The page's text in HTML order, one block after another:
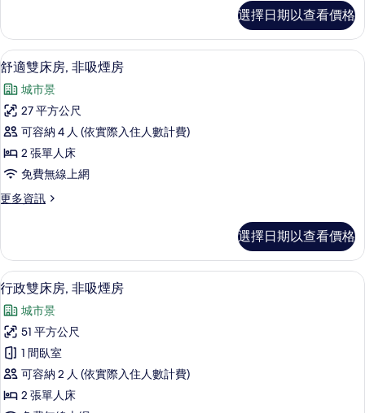
煙
房
的
所
有
相
片
雙
床
房,
吸
煙
房
的
詳
情
選擇日期以查看價格
顯
示
舒
適
雙
床
非
煙
房
的
所
有
相
片
6
舒適雙床房, 非吸煙房
城市景
27 平方公尺
可容納 4 人 (依實際入住人數計費)
2 張單人床
免費無線上網
更多資訊
更
雙
床
房,
非
吸
煙
房
的
詳
情
選擇日期以查看價格
顯
示
行
政
雙
床
房,
行政雙床房, 非吸煙房 | 高級寢具、客
10
行政雙床房, 非吸煙房
城市景
51 平方公尺
1 間臥室
可容納 2 人 (依實際入住人數計費)
2 張單人床